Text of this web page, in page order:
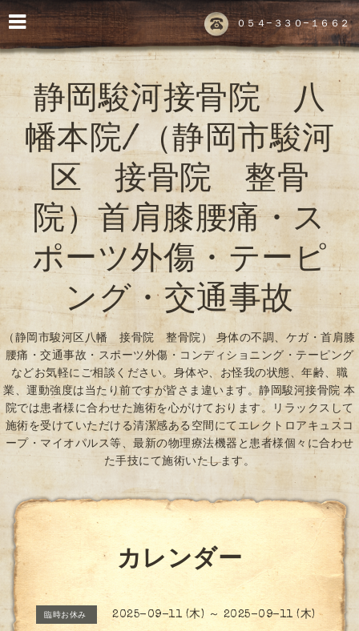
０５４-３３０-１６６２
静岡駿河接骨院 八
幡本院/（静岡市駿河
区 接骨院 整骨
院）首肩膝腰痛・ス
ポーツ外傷・テーピ
ング・交通事故
（静岡市駿河区八幡 接骨院 整骨院） 身体の不調、ケガ・首肩膝
腰痛・交通事故・スポーツ外傷・コンディショニング・テーピング
などお気軽にご相談ください。身体や、お怪我の状態、年齢、職
業、運動強度は当たり前ですが皆さま違います。静岡駿河接骨院 本
院では患者様に合わせた施術を心がけております。リラックスして
施術を受けていただける清潔感ある空間にてエレクトロアキュスコ
ープ・マイオパルス等、最新の物理療法機器と患者様個々に合わせ
た手技にて施術いたします。
カレンダー
臨時お休み 2025-09-11 (木) ～ 2025-09-11 (木)